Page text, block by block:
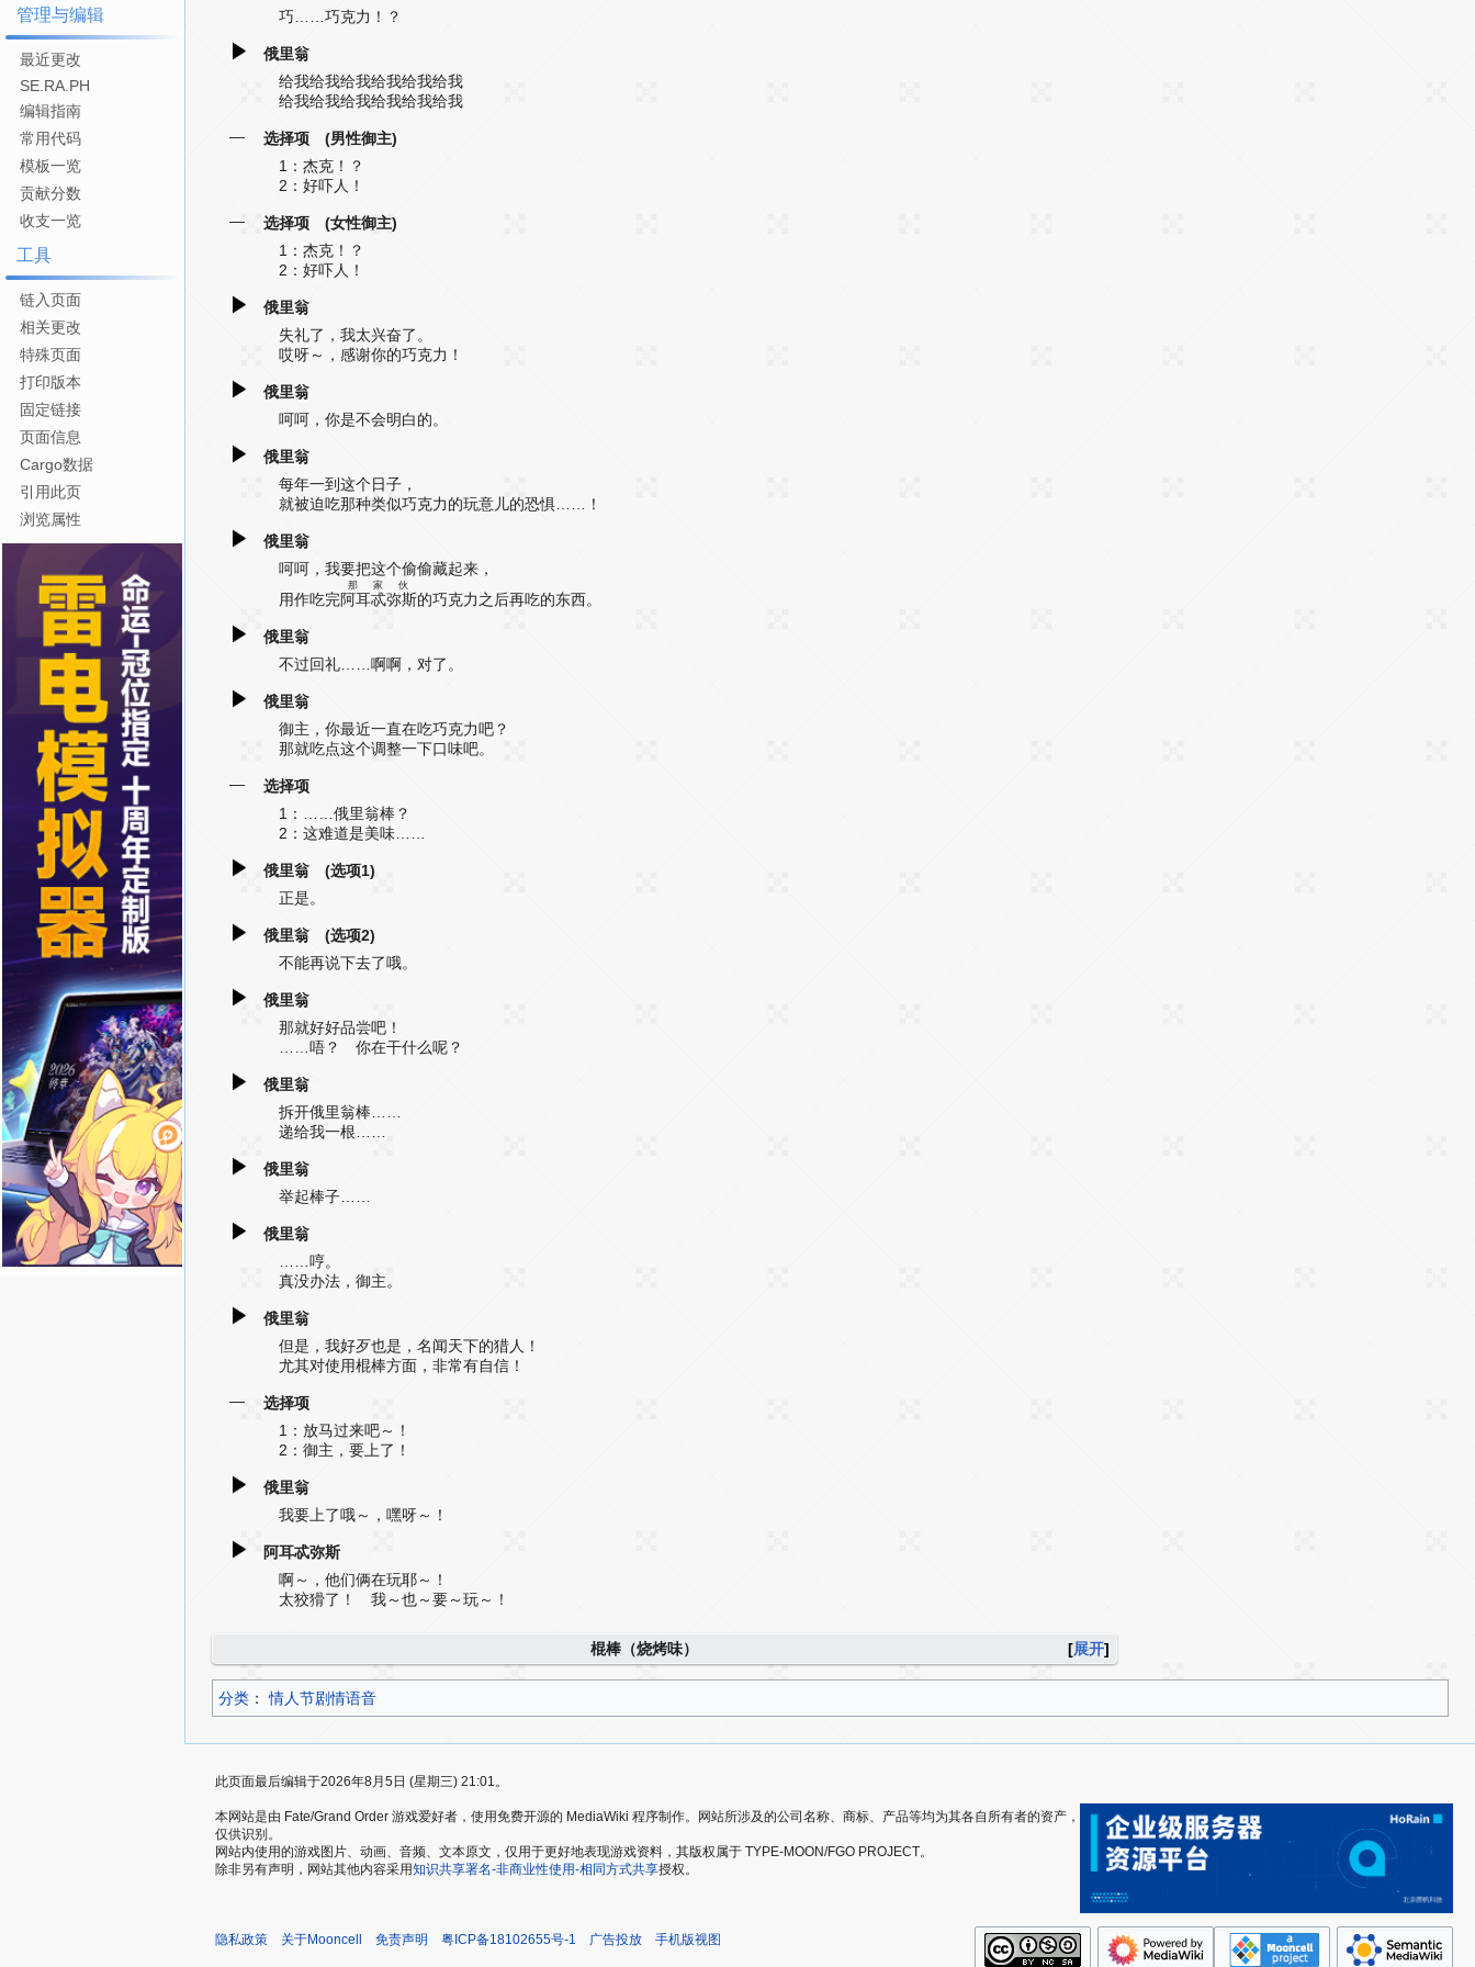
巧……巧克力！？
俄里翁
给我给我给我给我给我给我
给我给我给我给我给我给我
—
选择项 (男性御主)
1：杰克！？
2：好吓人！
—
选择项 (女性御主)
1：杰克！？
2：好吓人！
俄里翁
失礼了，我太兴奋了。
哎呀～，感谢你的巧克力！
俄里翁
呵呵，你是不会明白的。
俄里翁
每年一到这个日子，
就被迫吃那种类似巧克力的玩意儿的恐惧……！
俄里翁
呵呵，我要把这个偷偷藏起来，
用作吃完阿耳忒弥斯
那家伙
的巧克力之后再吃的东西。
俄里翁
不过回礼……啊啊，对了。
俄里翁
御主，你最近一直在吃巧克力吧？
那就吃点这个调整一下口味吧。
—
选择项
1：……俄里翁棒？
2：这难道是美味……
俄里翁 (选项1)
正是。
俄里翁 (选项2)
不能再说下去了哦。
俄里翁
那就好好品尝吧！
……唔？ 你在干什么呢？
俄里翁
拆开俄里翁棒……
递给我一根……
俄里翁
举起棒子……
俄里翁
……哼。
真没办法，御主。
俄里翁
但是，我好歹也是，名闻天下的猎人！
尤其对使用棍棒方面，非常有自信！
—
选择项
1：放马过来吧～！
2：御主，要上了！
俄里翁
我要上了哦～，嘿呀～！
阿耳忒弥斯
啊～，他们俩在玩耶～！
太狡猾了！ 我～也～要～玩～！
展开
棍棒（烧烤味）
分类 ：​ 情人节剧情语音
管理与编辑
最近更改
SE.RA.PH
编辑指南
常用代码
模板一览
贡献分数
收支一览
工具
链入页面
相关更改
特殊页面
打印版本
固定链接
页面信息
Cargo数据
引用此页
浏览属性
此页面最后编辑于2026年8月5日 (星期三) 21:01。
本网站是由 Fate/Grand Order 游戏爱好者，使用免费开源的 MediaWiki 程序制作。网站所涉及的公司名称、商标、产品等均为其各自所有者的资产，
仅供识别。
网站内使用的游戏图片、动画、音频、文本原文，仅用于更好地表现游戏资料，其版权属于 TYPE-MOON/FGO PROJECT。
除非另有声明，网站其他内容采用知识共享署名-非商业性使用-相同方式共享授权。
隐私政策 关于Mooncell 免责声明 粤ICP备18102655号-1 广告投放 手机版视图